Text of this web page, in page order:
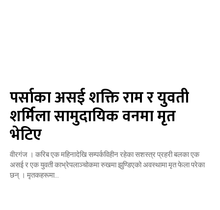
पर्साका असई शक्ति राम र युवती
शर्मिला सामुदायिक वनमा मृत
भेटिए
वीरगंज । करिब एक महिनादेखि सम्पर्कविहीन रहेका सशस्त्र प्रहरी बलका एक
असई र एक युवती काभ्रेपलाञ्चोकमा रुखमा झुण्डिएको अवस्थामा मृत फेला परेका
छन् । मृतकहरूमा...